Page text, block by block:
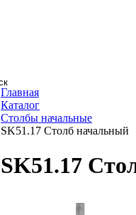
Главная
Каталог
Столбы начальные
SK51.17 Столб начальный
SK51.17